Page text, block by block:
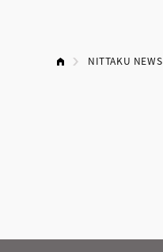
NITTAKU NEWS